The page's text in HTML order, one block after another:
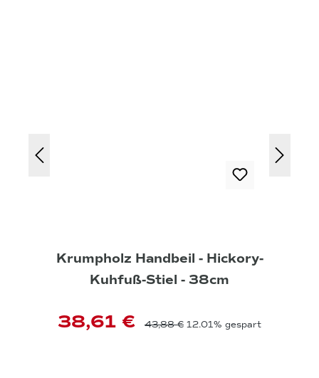
Krumpholz Handbeil - Hickory-
Kuhfuß-Stiel - 38cm
38,61 € 43,88 € 12.01% gespart